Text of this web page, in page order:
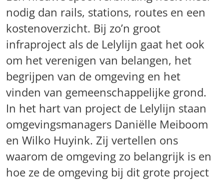
nodig dan rails, stations, routes en een
kostenoverzicht. Bij zo’n groot
infraproject als de Lelylijn gaat het ook
om het verenigen van belangen, het
begrijpen van de omgeving en het
vinden van gemeenschappelijke grond.
In het hart van project de Lelylijn staan
omgevingsmanagers Daniëlle Meiboom
en Wilko Huyink. Zij vertellen ons
waarom de omgeving zo belangrijk is en
hoe ze de omgeving bij dit grote project